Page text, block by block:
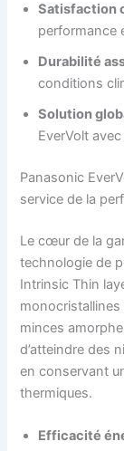
Satisfaction
performance
Durabilité
conditions
Solution
EverVolt
Panasonic
service de la
Le cœur de la
technologie de
Intrinsic Thin
minces
d’atteindre des
en conservant
thermiques.
Efficacité